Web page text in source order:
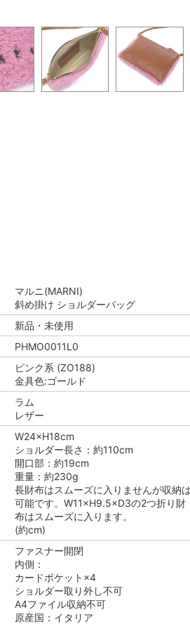
マルニ(MARNI)
斜め掛け ショルダーバッグ
新品・未使用
PHMO0011L0
ピンク系 (ZO188)
金具色:ゴールド
ラム
レザー
W24×H18cm
ショルダー長さ：約110cm
開口部：約19cm
重量：約230g
長財布はスムーズに入りませんが収納は
可能です。W11×H9.5×D3の2つ折り財
布はスムーズに入ります。
(約cm)
ファスナー開閉
内側：
カードポケット×4
ショルダー取り外し不可
A4ファイル収納不可
原産国：イタリア